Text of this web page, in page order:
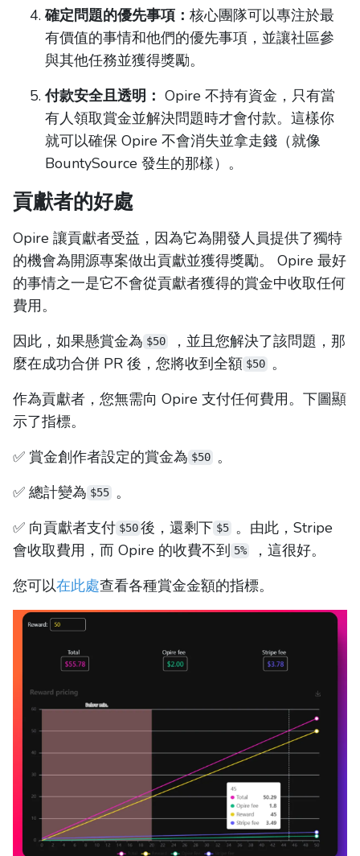
確定問題的優先事項： 核心團隊可以專注於最
有價值的事情和他們的優先事項，並讓社區參
與其他任務並獲得獎勵。
付款安全且透明： Opire 不持有資金，只有當
有人領取賞金並解決問題時才會付款。這樣你
就可以確保 Opire 不會消失並拿走錢（就像
BountySource 發生的那樣）。
貢獻者的好處
Opire 讓貢獻者受益，因為它為開發人員提供了獨特
的機會為開源專案做出貢獻並獲得獎勵。 Opire 最好
的事情之一是它不會從貢獻者獲得的賞金中收取任何
費用。
因此，如果懸賞金為 $50
，並且您解決了該問題，那
麼在成功合併 PR 後，您將收到全額 $50 。
作為貢獻者，您無需向 Opire 支付任何費用。下圖顯
示了指標。
✅ 賞金創作者設定的賞金為 $50 。
✅ 總計變為 $55 。
✅ 向貢獻者支付 $50 後，還剩下 $5 。由此，Stripe
會收取費用，而 Opire 的收費不到 5%
，這很好。
您可以在此處查看各種賞金金額的指標。